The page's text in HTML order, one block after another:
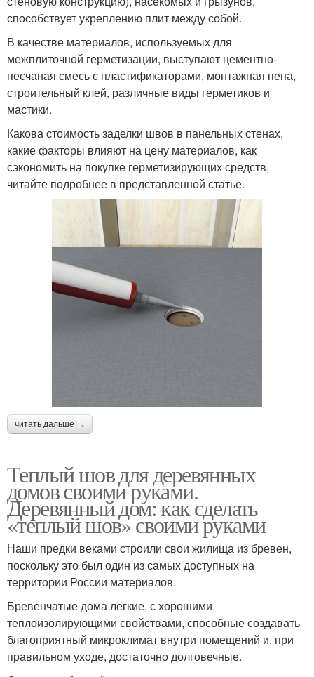
способствует укреплению плит между собой.
В качестве материалов, используемых для
межплиточной герметизации, выступают цементно-
песчаная смесь с пластификаторами, монтажная пена,
строительный клей, различные виды герметиков и
мастики.
Какова стоимость заделки швов в панельных стенах,
какие факторы влияют на цену материалов, как
сэкономить на покупке герметизирующих средств,
читайте подробнее в представленной статье.
читать дальше →
Теплый шов для деревянных
домов своими руками.
Деревянный дом: как сделать
«теплый шов» своими руками
Наши предки веками строили свои жилища из бревен,
поскольку это был один из самых доступных на
территории России материалов.
Бревенчатые дома легкие, с хорошими
теплоизолирующими свойствами, способные создавать
благоприятный микроклимат внутри помещений и, при
правильном уходе, достаточно долговечные.